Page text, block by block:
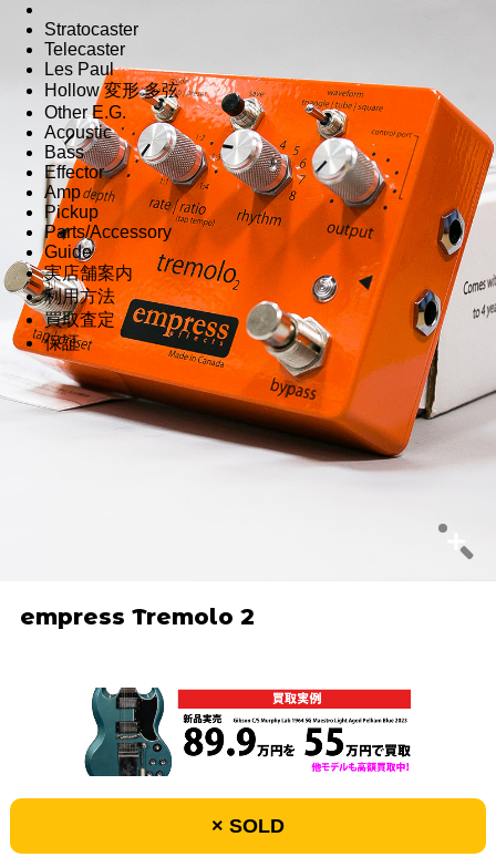
Stratocaster
Telecaster
Les Paul
Hollow 変形 多弦
Other E.G.
Acoustic
Bass
Effector
Amp
Pickup
Parts/Accessory
Guide
実店舗案内
利用方法
買取査定
保証
empress Tremolo 2
× SOLD